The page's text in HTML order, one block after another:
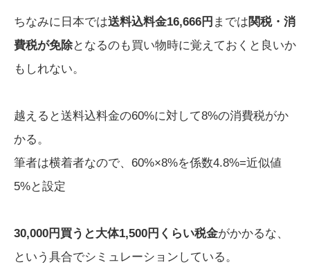
ちなみに日本では送料込料金16,666円 までは関税・消
費税が免除となるのも買い物時に覚えておくと良いか
もしれない。
越えると送料込料金の60%に対して8%の消費税がか
かる。
筆者は横着者なので、60%×8%を係数4.8%=近似値
5%と設定
30,000円買うと大体1,500円くらい税金がかかるな、
という具合でシミュレーションしている。